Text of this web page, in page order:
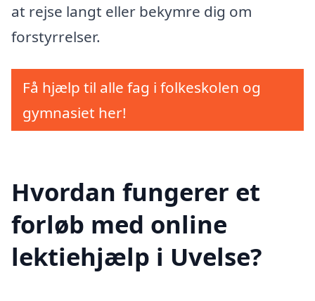
at rejse langt eller bekymre dig om
forstyrrelser.
Få hjælp til alle fag i folkeskolen og
gymnasiet her!
Hvordan fungerer et
forløb med online
lektiehjælp i Uvelse?